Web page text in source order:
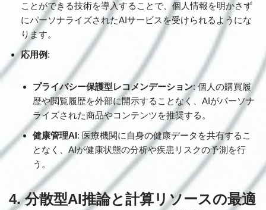
ことができる技術を導入することで、個人情報を明かさず
にパーソナライズされたAIサービスを受けられるようにな
ります。
応用例:
プライバシー保護型レコメンデーション: 個人の購買履
歴や閲覧履歴を外部に開示することなく、AIがパーソナ
ライズされた商品やコンテンツを推奨する。
健康管理AI: 医療機関に自身の健康データを共有するこ
となく、AIが健康状態の分析や疾患リスクの予測を行
う。
4. 分散型AI推論と計算リソースの最適